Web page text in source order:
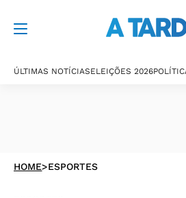
ÚLTIMAS NOTÍCIASELEIÇÕES 2026
HOME>ESPORTES